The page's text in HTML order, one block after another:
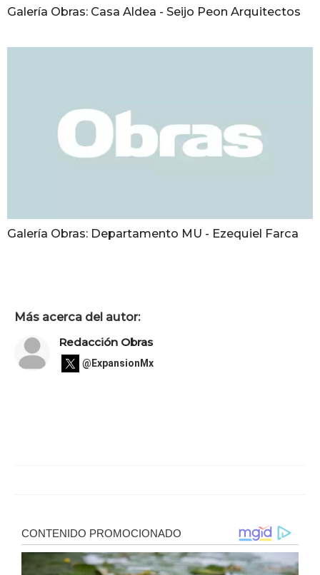
Galería Obras: Casa Aldea - Seijo Peon Arquitectos
Galería Obras: Departamento MU - Ezequiel Farca
Más acerca del autor:
Redacción Obras
@ExpansionMx